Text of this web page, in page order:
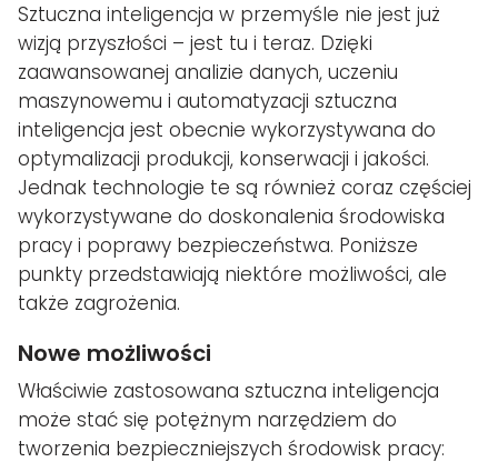
Sztuczna inteligencja w przemyśle nie jest już
wizją przyszłości – jest tu i teraz. Dzięki
zaawansowanej analizie danych, uczeniu
maszynowemu i automatyzacji sztuczna
inteligencja jest obecnie wykorzystywana do
optymalizacji produkcji, konserwacji i jakości.
Jednak technologie te są również coraz częściej
wykorzystywane do doskonalenia środowiska
pracy i poprawy bezpieczeństwa. Poniższe
punkty przedstawiają niektóre możliwości, ale
także zagrożenia.
Nowe możliwości
Właściwie zastosowana sztuczna inteligencja
może stać się potężnym narzędziem do
tworzenia bezpieczniejszych środowisk pracy: